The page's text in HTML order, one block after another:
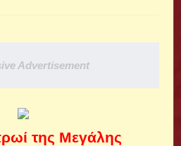
Advertisement
της Μεγάλης